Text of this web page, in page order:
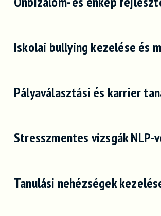
Iskolai bullying kezelése és
Pályaválasztási és karrier
Stresszmentes vizsgák NLP-
Tanulási nehézségek